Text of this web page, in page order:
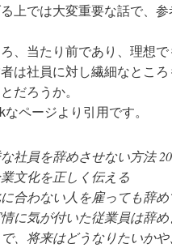
上では大変重要な話で、
、当たり前であり、理想で
は社員に対し繊細なとこ
だろうか。
ページより引用です。
社員を辞めさせない方法
文化を正しく伝える
合わない人を雇っても辞
に気が付いた従業員は辞
で、将来はどうなりたいか